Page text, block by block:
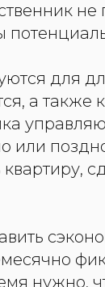
не
для
а также
или
нужно,